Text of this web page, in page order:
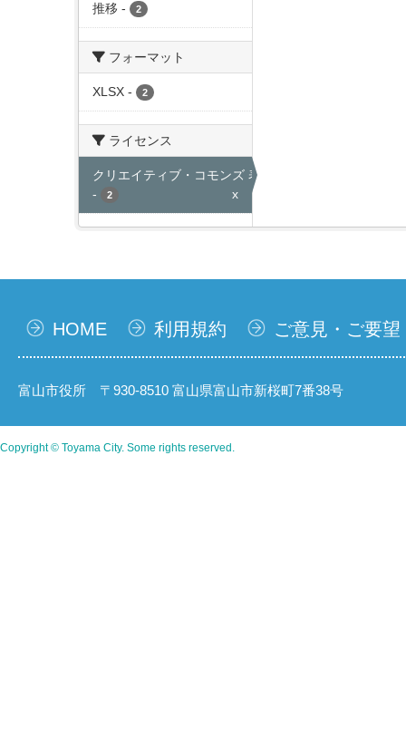
推移 - 2
フォーマット
XLSX - 2
ライセンス
クリエイティブ・コモンズ 表示
-
2 x
HOME 利用規約 ご意見・ご要望
富山市役所 〒930-8510 富山県富山市新桜町7番38号
Copyright © Toyama City. Some rights reserved.